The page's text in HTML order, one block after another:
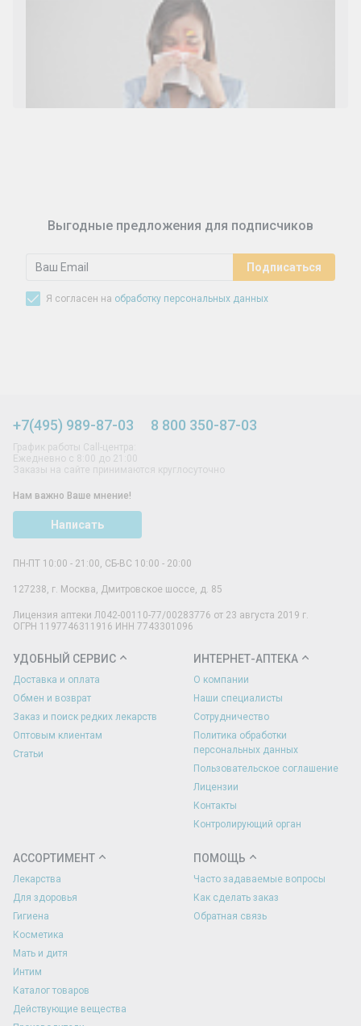
Ларингит: все о ларингите и его лечении. Как
спасти свой голос.
Выгодные предложения для подписчиков
Я согласен на обработку персональных данных
+7(495) 989-87-03 8 800 350-87-03
График работы Call-центра:
Ежедневно с 8:00 до 21:00
Заказы на сайте принимаются круглосуточно
Нам важно Ваше мнение!
Написать
ПН-ПТ 10:00 - 21:00, СБ-ВС 10:00 - 20:00
127238 г. Москва Дмитровское шоссе, д. 85
Лицензия аптеки Л042-00110-77/00283776 от 23 августа 2019 г.
ОГРН 1197746311916 ИНН 7743301096
УДОБНЫЙ СЕРВИС
Доставка и оплата
Обмен и возврат
Заказ и поиск редких лекарств
Оптовым клиентам
Статьи
ИНТЕРНЕТ-АПТЕКА
О компании
Наши специалисты
Сотрудничество
Политика обработки
персональных данных
Пользовательское соглашение
Лицензии
Контакты
Контролирующий орган
АССОРТИМЕНТ
Лекарства
Для здоровья
Гигиена
Косметика
Мать и дитя
Интим
Каталог товаров
Действующие вещества
ПОМОЩЬ
Часто задаваемые вопросы
Как сделать заказ
Обратная связь